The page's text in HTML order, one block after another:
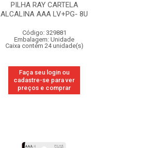
PILHA RAY CARTELA
ALCALINA AAA LV+PG- 8U
Código: 329881
Embalagem: Unidade
Caixa contém 24 unidade(s)
Faça seu login ou
cadastre-se para ver
preços e comprar